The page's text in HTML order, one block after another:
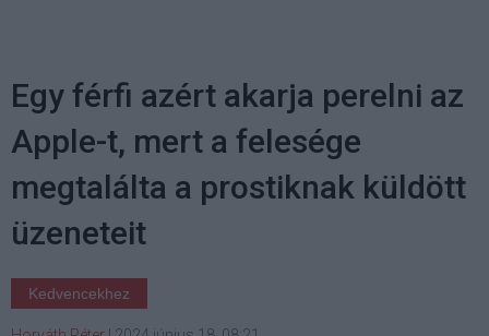
Egy férfi azért akarja perelni az
Apple-t, mert a felesége
megtalálta a prostiknak küldött
üzeneteit
Kedvencekhez